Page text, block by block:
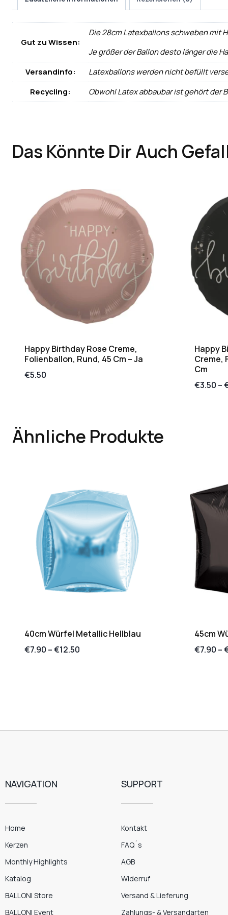
Gut zu Wissen:
Die 28cm Latexballons schweben mit
Je größer der Ballon desto länger die
Versandinfo:
Latexballons werden nicht befüllt
Recycling:
Obwohl Latex abbaubar ist gehört der
Das Könnte Dir Auch
Happy Birthday Rose Creme,
Folienballon, Rund, 45 Cm – Ja
€5.50
Happy
Creme,
Cm
€3.50 –
Ähnliche Produkte
40cm Würfel Metallic Hellblau
€7.90 –€12.50
45cm
€7.90 –
NAVIGATION
Home
Kerzen
Monthly Highlights
Katalog
BALLONI Store
BALLONI Event
SUPPORT
Kontakt
FAQ´s
AGB
Widerruf
Versand & Lieferung
Zahlungs- & Versandarten